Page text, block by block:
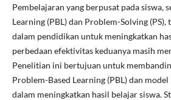
Pembelajaran yang berpusat pada siswa,
Learning (PBL) dan Problem-Solving
dalam pendidikan untuk meningkatkan
perbedaan efektivitas keduanya masih
Penelitian ini bertujuan untuk
Problem-Based Learning (PBL) dan
dalam meningkatkan hasil belajar siswa.